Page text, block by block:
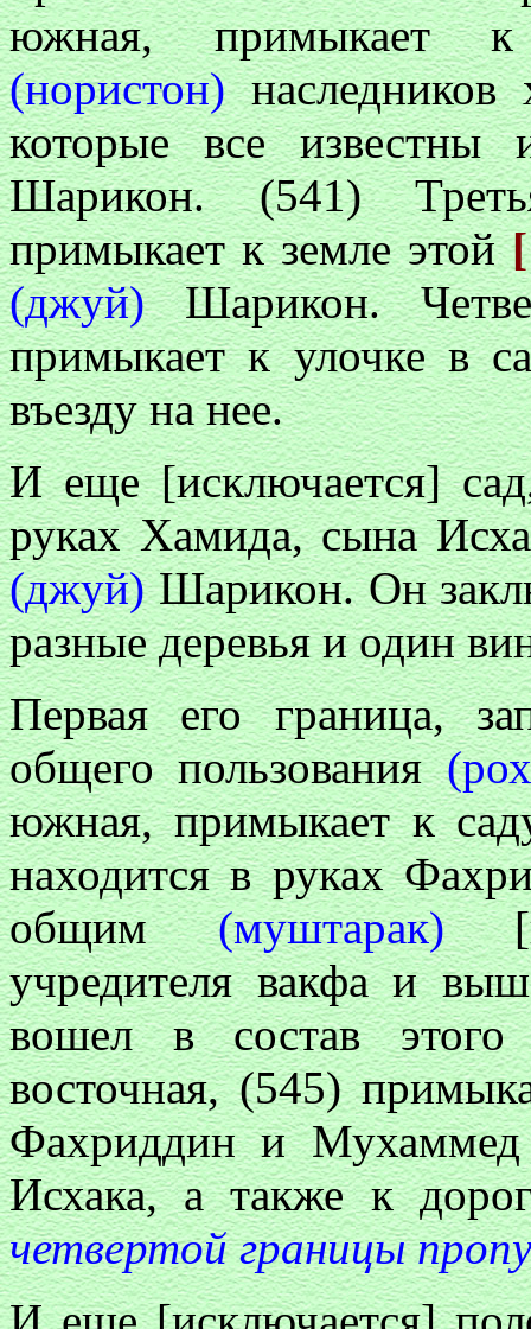
южная, примыкает к
(нористон)наследников
которые все
Шарикон. (541)
примыкает к земле этой
(джуй)Шарикон.
примыкает к улочке в
въезду на нее.
И еще [исключается]
руках Хамида, сына
(джуй)Шарикон. Он
разные деревья и один
Первая его граница,
общего пользования
южная, примыкает к
находится в руках
общим(муштарак)
учредителя вакфа и
вошел в состав этого
восточная, (545)
Фахриддин и
Исхака, а также к
четвертой границы